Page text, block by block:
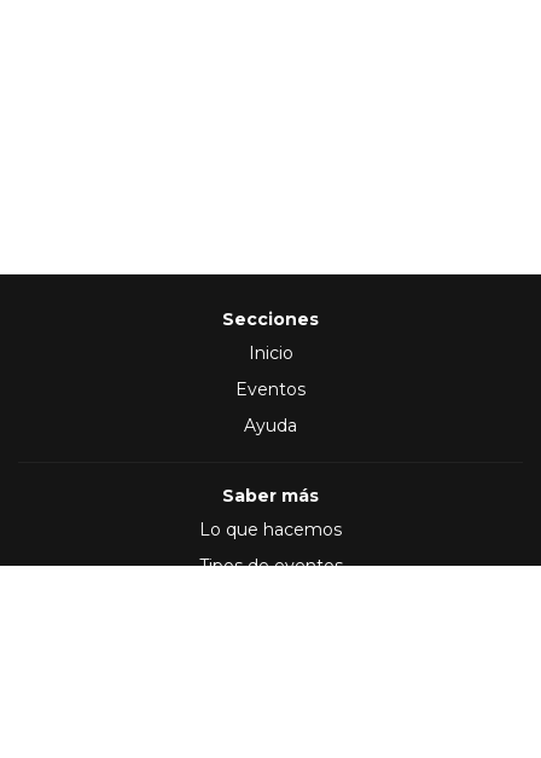
Secciones
Inicio
Eventos
Ayuda
Saber más
Lo que hacemos
Tipos de eventos